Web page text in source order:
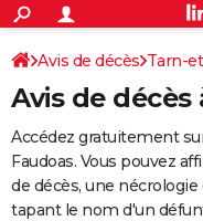
ACTUALITÉS
Politique
Société
Faits Divers
Education
Monde
Villes
+
SPORT
Coupe du monde 2026
Football
Tennis
Cyclisme
Rugby
Forum
Programme TV
TNT
Streaming
Cinéma
Sorties cinéma
Musique
+
FINANCE
Retraite
Epargne
Immobilier
Risques naturels par ville
Assurance
AUTO
Avis de décès Tarn-
Avis de décès
Accédez gratuitement
Faudoas. Vous pouvez
de décès, une
tapant le nom d'un